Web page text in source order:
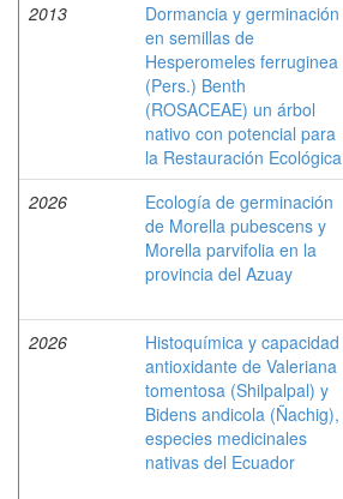
2013
Dormancia y germinación
en semillas de
Hesperomeles ferruginea
(Pers.) Benth
(ROSACEAE) un árbol
nativo con potencial para
la Restauración Ecológica
2026
Ecología de germinación
de Morella pubescens y
Morella parvifolia en la
provincia del Azuay
2026
Histoquímica y capacidad
antioxidante de Valeriana
tomentosa (Shilpalpal) y
Bidens andicola (Ñachig),
especies medicinales
nativas del Ecuador